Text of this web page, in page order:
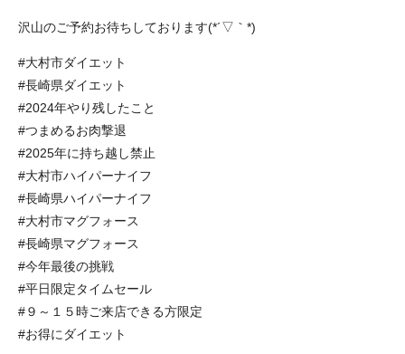
沢山のご予約お待ちしております(*´▽｀*)
#大村市ダイエット
#長崎県ダイエット
#2024年やり残したこと
#つまめるお肉撃退
#2025年に持ち越し禁止
#大村市ハイパーナイフ
#長崎県ハイパーナイフ
#大村市マグフォース
#長崎県マグフォース
#今年最後の挑戦
#平日限定タイムセール
#９～１５時ご来店できる方限定
#お得にダイエット